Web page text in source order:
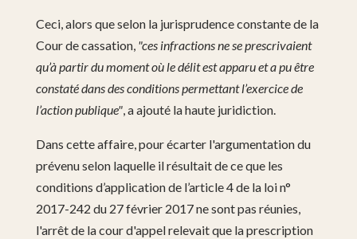
Ceci, alors que selon la jurisprudence constante de la
Cour de cassation, "ces infractions ne se prescrivaient
qu’à partir du moment où le délit est apparu et a pu être
constaté dans des conditions permettant l’exercice de
l’action publique", a ajouté la haute juridiction.
Dans cette affaire, pour écarter l'argumentation du
prévenu selon laquelle il résultait de ce que les
conditions d’application de l’article 4 de la loi n°
2017-242 du 27 février 2017 ne sont pas réunies,
l'arrêt de la cour d'appel relevait que la prescription